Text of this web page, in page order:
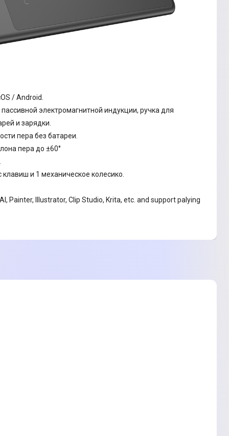
/ Android.
электромагнитной индукции, ручка для
и зарядки.
пера без батареи.
пера до ±60°
и 1 механическое колесико.
Painter, Illustrator, Clip Studio, Krita, etc. and support palying